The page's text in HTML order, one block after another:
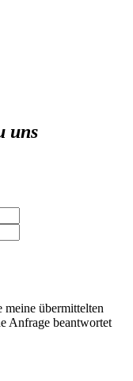
uns
meine übermittelten
Anfrage beantwortet